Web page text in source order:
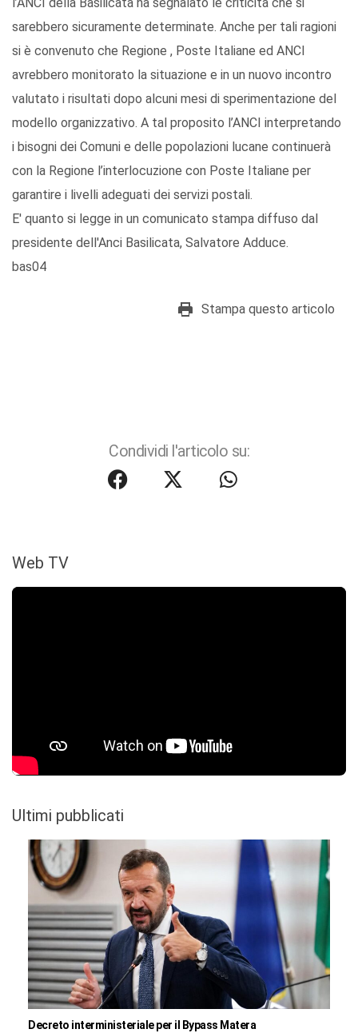
l’ANCI della Basilicata ha segnalato le criticità che si
sarebbero sicuramente determinate. Anche per tali ragioni
si è convenuto che Regione , Poste Italiane ed ANCI
avrebbero monitorato la situazione e in un nuovo incontro
valutato i risultati dopo alcuni mesi di sperimentazione del
modello organizzativo. A tal proposito l’ANCI interpretando
i bisogni dei Comuni e delle popolazioni lucane continuerà
con la Regione l’interlocuzione con Poste Italiane per
garantire i livelli adeguati dei servizi postali.
E' quanto si legge in un comunicato stampa diffuso dal
presidente dell'Anci Basilicata, Salvatore Adduce.
bas04
Stampa questo articolo
Condividi l'articolo su:
Web TV
Ultimi pubblicati
Decreto interministeriale per il Bypass Matera